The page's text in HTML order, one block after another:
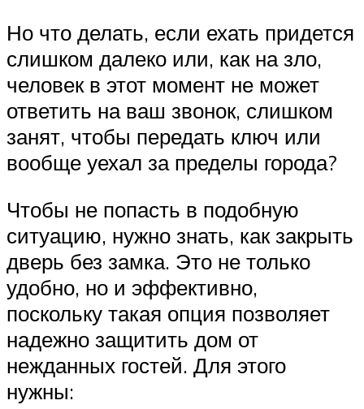
Но что делать, если ехать придется
слишком далеко или, как на зло,
человек в этот момент не может
ответить на ваш звонок, слишком
занят, чтобы передать ключ или
вообще уехал за пределы города?
Чтобы не попасть в подобную
ситуацию, нужно знать, как закрыть
дверь без замка. Это не только
удобно, но и эффективно,
поскольку такая опция позволяет
надежно защитить дом от
нежданных гостей. Для этого
нужны: